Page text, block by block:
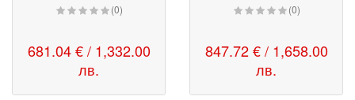
(0)
681.04 € / 1,332.00
лв.
(0)
847.72 € / 1,658.00
лв.